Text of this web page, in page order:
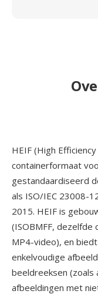
HEIF (High
containerformaat
gestandaardiseerd
als ISO/IEC 23008-
2015. HEIF is
(ISOBMFF,
MP4-video), en
enkelvoudige
beeldreeksen (zoals
afbeeldingen met